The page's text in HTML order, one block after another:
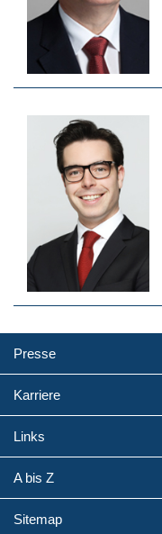
Presse
Karriere
Links
A bis Z
Sitemap